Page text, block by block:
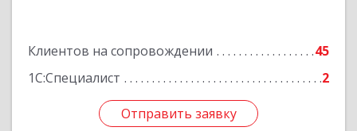
Клиентов на сопровождении
45
1С:Специалист
2
Отправить заявку
Подробнее
Отправить заявку